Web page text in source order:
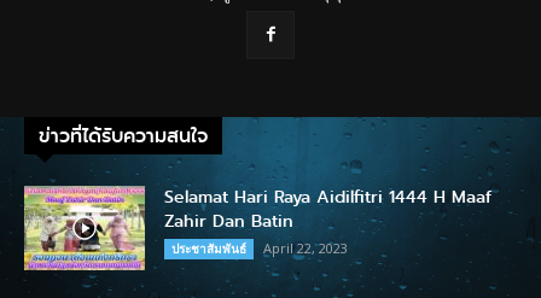
ข่าวที่ได้รับความสนใจ
Selamat Hari Raya Aidilfitri 1444 H Maaf
Zahir Dan Batin
ประชาสัมพันธ์ April 22, 2023